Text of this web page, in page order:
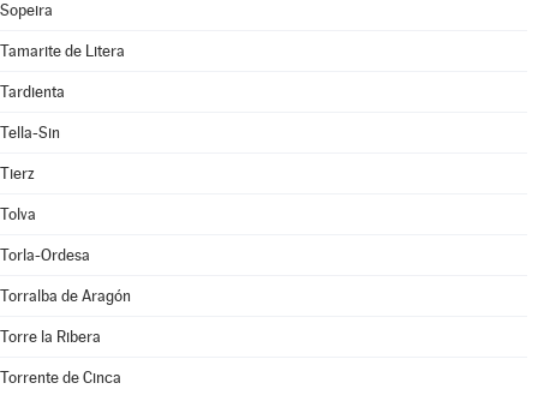
Sopeira
Tamarite de Litera
Tardienta
Tella-Sin
Tierz
Tolva
Torla-Ordesa
Torralba de Aragón
Torre la Ribera
Torrente de Cinca